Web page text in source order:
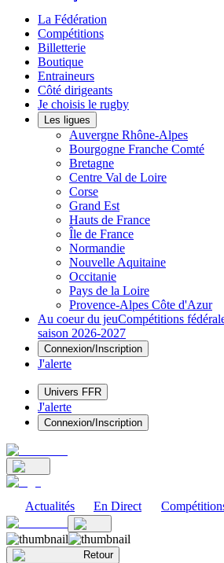
La Fédération
Compétitions
Billetterie
Boutique
Entraineurs
Côté dirigeants
Je choisis le rugby
Les ligues
Auvergne Rhône-Alpes
Bourgogne Franche Comté
Bretagne
Centre Val de Loire
Corse
Grand Est
Hauts de France
Île de France
Normandie
Nouvelle Aquitaine
Occitanie
Pays de la Loire
Provence-Alpes Côte d'Azur
Au coeur du jeuCompétitions
saison 2026-2027
Connexion/Inscription
J'alerte
Univers FFR
J'alerte
Connexion/Inscription
Actualités En Direct
Retour